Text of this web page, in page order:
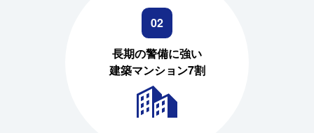
02
長期の警備に強い
建築マンション7割